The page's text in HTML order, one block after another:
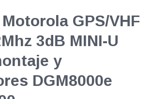
GPS/VHF
3dB MINI-U
y
DGM8000e